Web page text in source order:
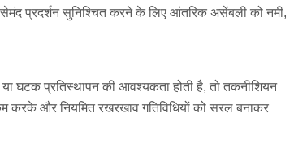
प्रदर्शन सुनिश्चित करने के लिए आंतरिक असेंबली को नमी,
या घटक प्रतिस्थापन की आवश्यकता होती है, तो तकनीशियन
और नियमित रखरखाव गतिविधियों को सरल बनाकर